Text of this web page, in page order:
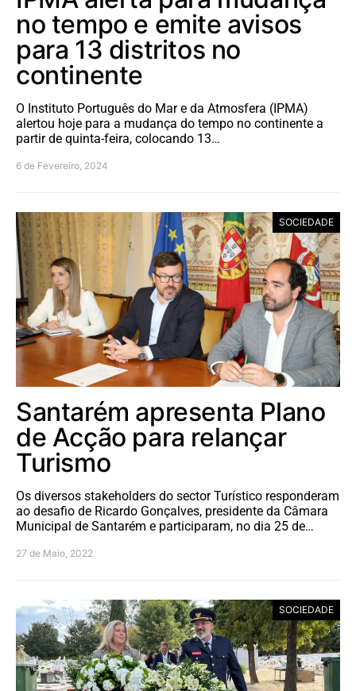
no tempo e emite avisos
para 13 distritos no
continente
O Instituto Português do Mar e da Atmosfera (IPMA)
alertou hoje para a mudança do tempo no continente a
partir de quinta-feira, colocando 13…
6 de Fevereiro, 2024
SOCIEDADE
Santarém apresenta Plano
de Acção para relançar
Turismo
Os diversos stakeholders do sector Turístico responderam
ao desafio de Ricardo Gonçalves, presidente da Câmara
Municipal de Santarém e participaram, no dia 25 de…
27 de Maio, 2022
SOCIEDADE